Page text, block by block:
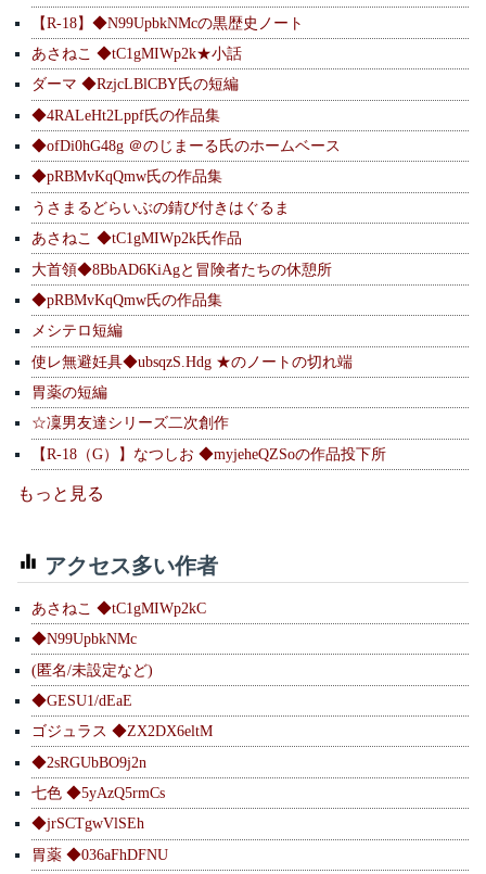
【R-18】◆N99UpbkNMcの黒歴史ノート
あさねこ ◆tC1gMIWp2k★小話
ダーマ ◆RzjcLBlCBY氏の短編
◆4RALeHt2Lppf氏の作品集
◆ofDi0hG48g ＠のじまーる氏のホームベース
◆pRBMvKqQmw氏の作品集
うさまるどらいぶの錆び付きはぐるま
あさねこ ◆tC1gMIWp2k氏作品
大首領◆8BbAD6KiAgと冒険者たちの休憩所
◆pRBMvKqQmw氏の作品集
メシテロ短編
使レ無避妊具◆ubsqzS.Hdg ★のノートの切れ端
胃薬の短編
☆凜男友達シリーズ二次創作
【R-18（G）】なつしお ◆myjeheQZSoの作品投下所
もっと見る
アクセス多い作者
あさねこ ◆tC1gMIWp2kC
◆N99UpbkNMc
(匿名/未設定など)
◆GESU1/dEaE
ゴジュラス ◆ZX2DX6eltM
◆2sRGUbBO9j2n
七色 ◆5yAzQ5rmCs
◆jrSCTgwVlSEh
胃薬 ◆036aFhDFNU